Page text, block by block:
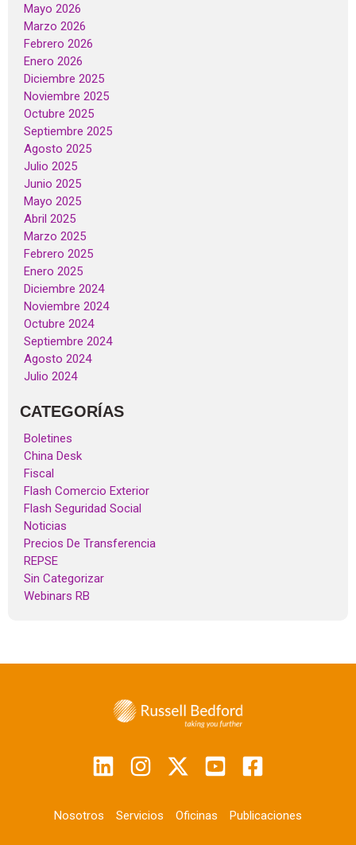
Mayo 2026
Marzo 2026
Febrero 2026
Enero 2026
Diciembre 2025
Noviembre 2025
Octubre 2025
Septiembre 2025
Agosto 2025
Julio 2025
Junio 2025
Mayo 2025
Abril 2025
Marzo 2025
Febrero 2025
Enero 2025
Diciembre 2024
Noviembre 2024
Octubre 2024
Septiembre 2024
Agosto 2024
Julio 2024
CATEGORÍAS
Boletines
China Desk
Fiscal
Flash Comercio Exterior
Flash Seguridad Social
Noticias
Precios De Transferencia
REPSE
Sin Categorizar
Webinars RB
Nosotros Servicios Oficinas Publicaciones